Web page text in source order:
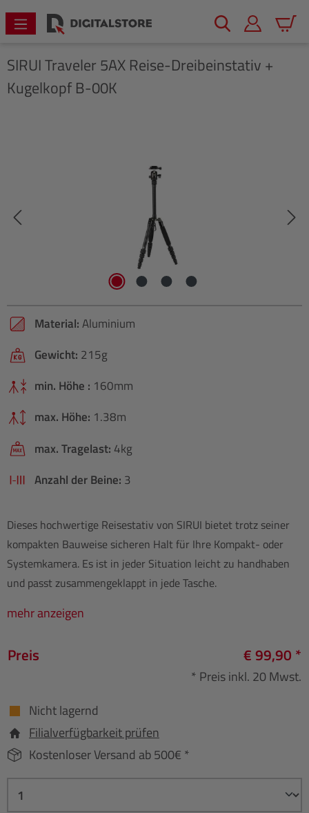
springen
SIRUITraveler 5AX Reise-Dreibeinstativ +
Kugelkopf B-00K
Material:Aluminium
Gewicht: 215g
min. Höhe : 160mm
max. Höhe: 1.38m
max. Tragelast: 4kg
Anzahl der Beine: 3
Dieses hochwertige Reisestativ von SIRUI bietet trotz seiner
kompakten Bauweise sicheren Halt für Ihre Kompakt- oder
Systemkamera. Es ist in jeder Situation leicht zu handhaben
und passt zusammengeklappt in jede Tasche.
mehr anzeigen
Preis € 99,90 *
* Preis inkl. 20 Mwst.
Nicht lagernd
Filialverfügbarkeit prüfen
Kostenloser Versand ab 500€ *